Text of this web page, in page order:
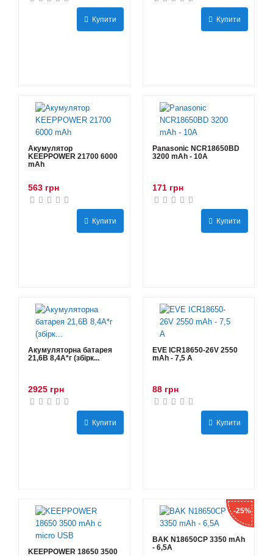
Купити Купити
Акумулятор
KEEPPOWER 21700 6000
mAh
563 грн
Купити
Panasonic NCR18650BD
3200 mAh - 10А
171 грн
Купити
Акумуляторна батарея
21,6В 8,4A*г (збірк...
2925 грн
Купити
EVE ICR18650-26V 2550
mAh - 7,5 А
88 грн
Купити
KEEPPOWER 18650 3500
-25%
BAK N18650CP 3350 mAh
- 6,5А